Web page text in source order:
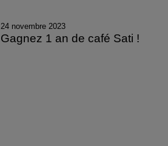
24 novembre 2023
Gagnez 1 an de café Sati !